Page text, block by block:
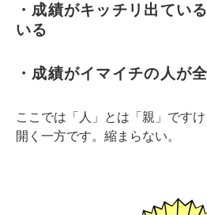
・成績がキッチリ出てい
いる
・成績がイマイチの人が
ここでは「人」とは「親」です
開く一方です。縮まらない。